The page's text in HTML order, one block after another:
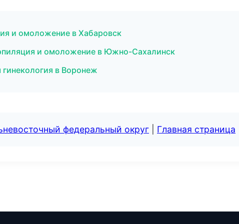
и омоложение в Хабаровск
и омоложение в Южно-Сахалинск
в Воронеж
федеральный округ Главная страница